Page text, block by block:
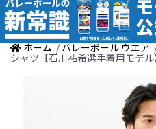
ホーム / バレーボール ウエア
シャツ【石川祐希選手着用モデ